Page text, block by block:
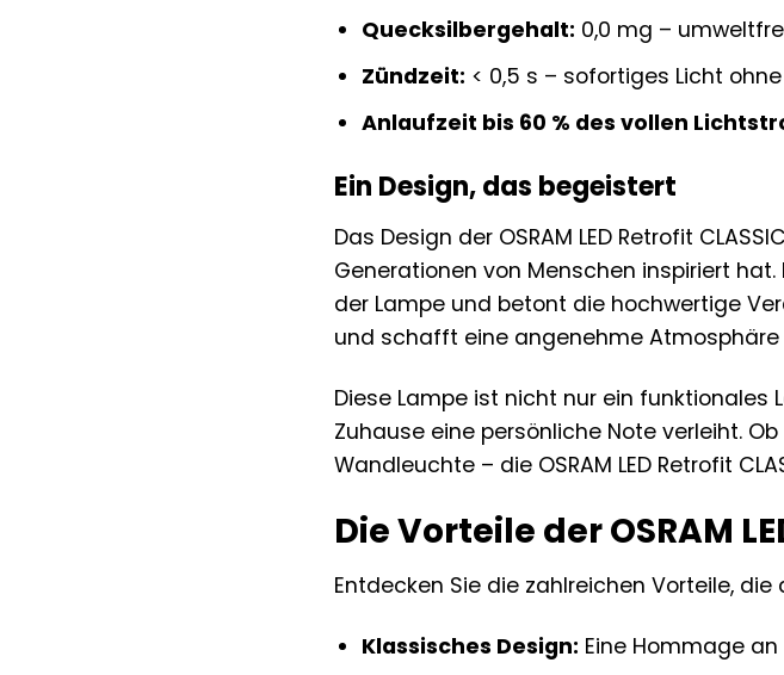
Quecksilbergehalt: 0,0 mg –
Zündzeit: < 0,5 s – sofortiges Licht
Anlaufzeit bis 60 % des vollen
Ein Design, das begeistert
Das Design der OSRAM LED Retrofit
Generationen von Menschen inspiriert
der Lampe und betont die hochwertige
und schafft eine angenehme Atmosphäre
Diese Lampe ist nicht nur ein
Zuhause eine persönliche Note verleiht.
Wandleuchte – die OSRAM LED Retrofit
Die Vorteile der OSRAM
Entdecken Sie die zahlreichen Vorteile,
Klassisches Design: Eine Hommage